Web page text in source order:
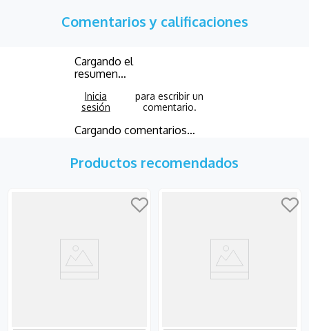
Comentarios y calificaciones
Cargando el
resumen…
Cargando comentarios…
Productos recomendados